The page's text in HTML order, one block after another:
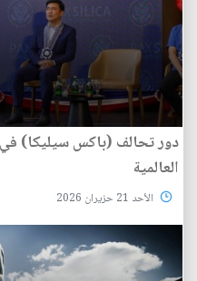
دور تحالف (باكس سيليكا) في
العالمية
الأحد 21 حزيران 2026